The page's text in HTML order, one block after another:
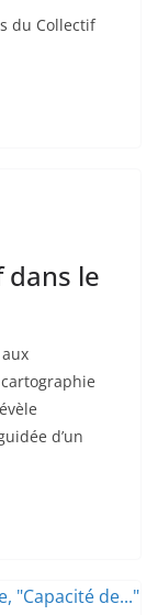
du Collectif
dans le
d’un